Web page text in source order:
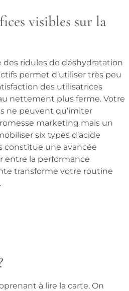
visibles sur la
des ridules de déshydratation
permet d’utiliser très peu
des utilisatrices
nettement plus ferme. Votre
ne peuvent qu’imiter
marketing mais un
six types d’acide
constitue une avancée
entre la performance
transforme votre routine
à lire la carte. On